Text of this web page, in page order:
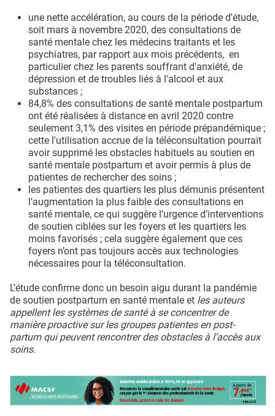
une nette accélération, au cours de la période d'étude,
soit mars à novembre 2020, des consultations de
santé mentale chez les médecins traitants et les
psychiatres, par rapport aux mois précédents, en
particulier chez les parents souffrant d'anxiété, de
dépression et de troubles liés à l'alcool et aux
substances ;
84,8% des consultations de santé mentale postpartum
ont été réalisées à distance en avril 2020 contre
seulement 3,1% des visites en période prépandémique ;
cette l'utilisation accrue de la téléconsultation pourrait
avoir supprimé les obstacles habituels au soutien en
santé mentale postpartum et avoir permis à plus de
patientes de rechercher des soins ;
les patientes des quartiers les plus démunis présentent
l’augmentation la plus faible des consultations en
santé mentale, ce qui suggère l’urgence d’interventions
de soutien ciblées sur les foyers et les quartiers les
moins favorisés ; cela suggère également que ces
foyers n’ont pas toujours accès aux technologies
nécessaires pour la téléconsultation.
L’étude confirme donc un besoin aigu durant la pandémie
de soutien postpartum en santé mentale et les auteurs
appellent les systèmes de santé à se concentrer de
manière proactive sur les groupes patientes en post-
partum qui peuvent rencontrer des obstacles à l’accès aux
soins.